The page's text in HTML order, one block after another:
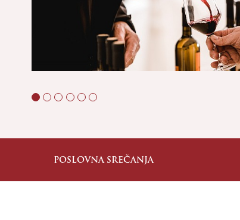
POSLOVNA SREČANJA